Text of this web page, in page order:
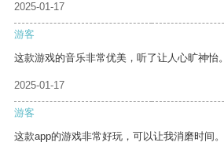
2025-01-17
游客
这款游戏的音乐非常优美，听了让人心旷神怡。
2025-01-17
游客
这款app的游戏非常好玩，可以让我消磨时间。